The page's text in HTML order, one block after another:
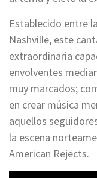
Establecido entre
Nashville, este
extraordinaria
envolventes
muy marcados;
en crear música
aquellos
la escena
American Rejects.